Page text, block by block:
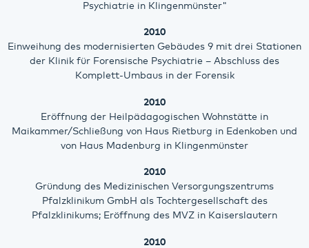
Psychiatrie in Klingenmünster"
2010
Einweihung des modernisierten Gebäudes 9 mit drei Stationen
der Klinik für Forensische Psychiatrie – Abschluss des
Komplett-Umbaus in der Forensik
2010
Eröffnung der Heilpädagogischen Wohnstätte in
Maikammer/Schließung von Haus Rietburg in Edenkoben und
von Haus Madenburg in Klingenmünster
2010
Gründung des Medizinischen Versorgungszentrums
Pfalzklinikum GmbH als Tochtergesellschaft des
Pfalzklinikums; Eröffnung des MVZ in Kaiserslautern
2010